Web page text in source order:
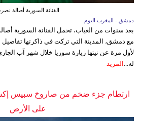
الفنانة السورية أصالة
دمشق - المغرب اليوم
بعد سنوات من الغياب، تحمل الفنانة السورية
مع دمشق، المدينة التي تركت في ذاكرتها
لأول مرة عن نيتها زيارة سوريا خلال شهر آب
له...
المزيد
ارتطام جزء ضخم من صاروخ سبيس
على الأرض